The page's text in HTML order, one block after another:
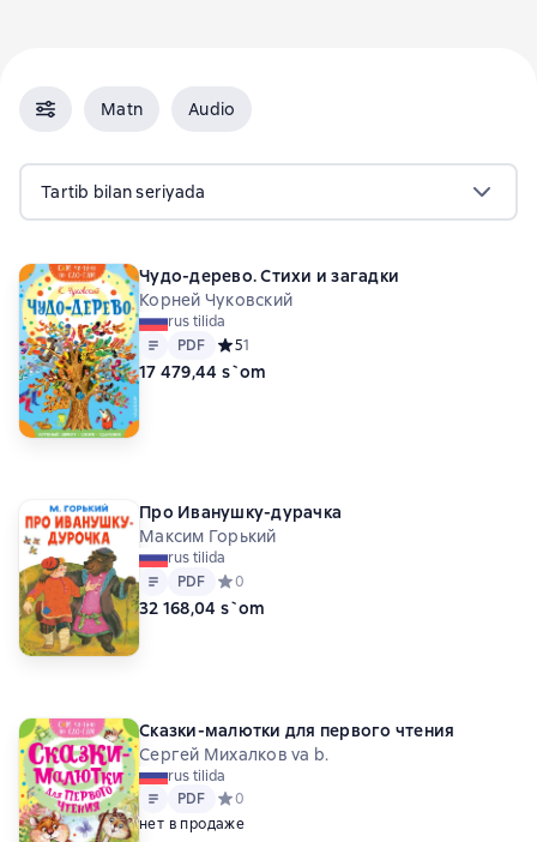
Matn Audio
Tartib bilan seriyada
Чудо-дерево. Стихи и загадки
Корней Чуковский
rus tilida
Matn
PDF
PDF Средний рейтинг 5 на основе 1 оценок
51
17 479,44 s`om
Про Иванушку-дурачка
Максим Горький
rus tilida
Matn
PDF
PDF Средний рейтинг 0 на основе 0 оценок
0
32 168,04 s`om
Сказки-малютки для первого чтения
Сергей Михалков va b.
rus tilida
Matn
PDF
PDF Средний рейтинг 0 на основе 0 оценок
0
нет в продаже